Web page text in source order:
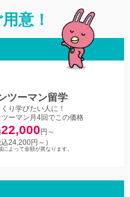
意！
ツーマン留学
り学びたい人に！
ーマン月4回でこの価格
22,000円～
24,200円～）
よって金額が異なります。